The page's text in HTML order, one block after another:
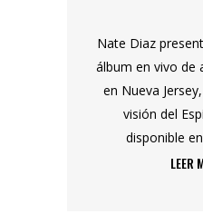
Nate Diaz
álbum en vivo de
en Nueva
visión del
disponible
LEER